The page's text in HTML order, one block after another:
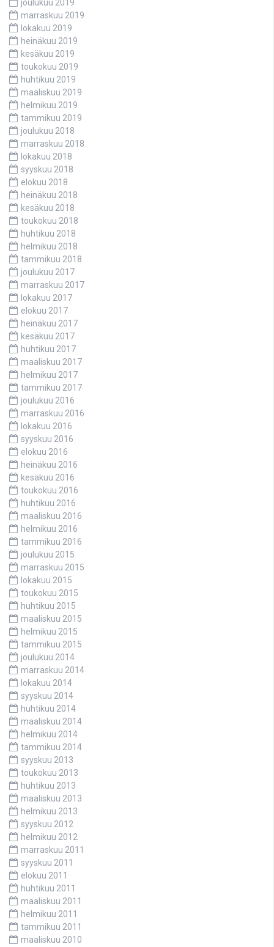
joulukuu 2019
marraskuu 2019
lokakuu 2019
heinäkuu 2019
kesäkuu 2019
toukokuu 2019
huhtikuu 2019
maaliskuu 2019
helmikuu 2019
tammikuu 2019
joulukuu 2018
marraskuu 2018
lokakuu 2018
syyskuu 2018
elokuu 2018
heinäkuu 2018
kesäkuu 2018
toukokuu 2018
huhtikuu 2018
helmikuu 2018
tammikuu 2018
joulukuu 2017
marraskuu 2017
lokakuu 2017
elokuu 2017
heinäkuu 2017
kesäkuu 2017
huhtikuu 2017
maaliskuu 2017
helmikuu 2017
tammikuu 2017
joulukuu 2016
marraskuu 2016
lokakuu 2016
syyskuu 2016
elokuu 2016
heinäkuu 2016
kesäkuu 2016
toukokuu 2016
huhtikuu 2016
maaliskuu 2016
helmikuu 2016
tammikuu 2016
joulukuu 2015
marraskuu 2015
lokakuu 2015
toukokuu 2015
huhtikuu 2015
maaliskuu 2015
helmikuu 2015
tammikuu 2015
joulukuu 2014
marraskuu 2014
lokakuu 2014
syyskuu 2014
huhtikuu 2014
maaliskuu 2014
helmikuu 2014
tammikuu 2014
syyskuu 2013
toukokuu 2013
huhtikuu 2013
maaliskuu 2013
helmikuu 2013
syyskuu 2012
helmikuu 2012
marraskuu 2011
syyskuu 2011
elokuu 2011
huhtikuu 2011
maaliskuu 2011
helmikuu 2011
tammikuu 2011
maaliskuu 2010